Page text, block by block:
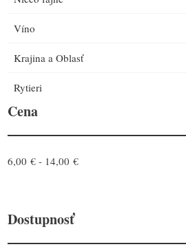
Víno
Krajina a Oblasť
Rytieri
Cena
6,00 € - 14,00 €
Dostupnosť